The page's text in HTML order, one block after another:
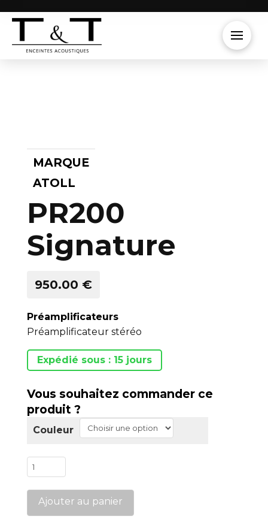
MARQUE
ATOLL
PR200
Signature
950.00 €
Préamplificateurs
Préamplificateur stéréo
Expédié sous : 15 jours
Vous souhaitez commander ce
produit ?
Couleur
quantité
de
PR200
Signature
Ajouter au panier